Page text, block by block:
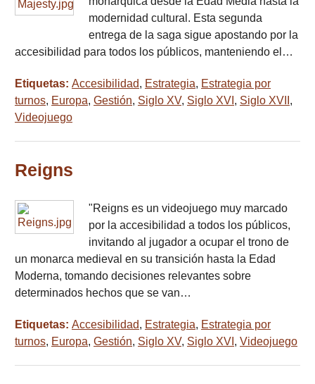
modernidad cultural. Esta segunda
entrega de la saga sigue apostando por la
accesibilidad para todos los públicos, manteniendo el…
Etiquetas: Accesibilidad, Estrategia, Estrategia por
turnos, Europa, Gestión, Siglo XV, Siglo XVI , Siglo XVII ,
Videojuego
Reigns
"Reigns es un videojuego muy marcado
por la accesibilidad a todos los públicos,
invitando al jugador a ocupar el trono de
un monarca medieval en su transición hasta la Edad
Moderna, tomando decisiones relevantes sobre
determinados hechos que se van…
Etiquetas: Accesibilidad, Estrategia, Estrategia por
turnos, Europa, Gestión, Siglo XV, Siglo XVI , Videojuego